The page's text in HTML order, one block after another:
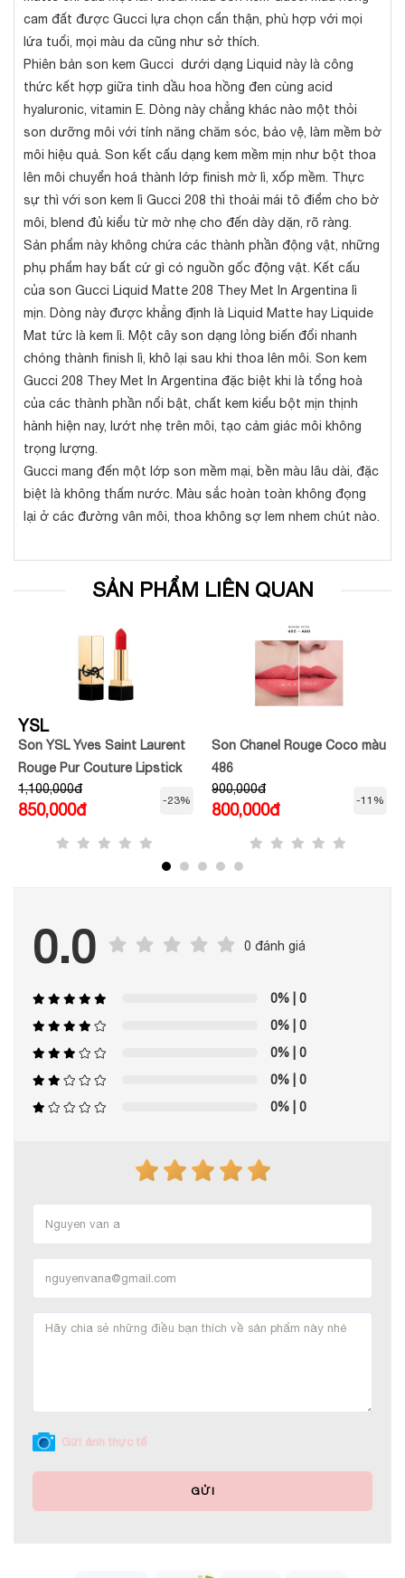
cam đất được Gucci lựa chọn cẩn thận, phù hợp với mọi
lứa tuổi, mọi màu da cũng như sở thích.
Phiên bản son kem Gucci dưới dạng Liquid này là công
thức kết hợp giữa tinh dầu hoa hồng đen cùng acid
hyaluronic, vitamin E. Dòng này chẳng khác nào một thỏi
son dưỡng môi với tính năng chăm sóc, bảo vệ, làm mềm bờ
môi hiệu quả. Son kết cấu dạng kem mềm mịn như bột thoa
lên môi chuyển hoá thành lớp finish mờ lì, xốp mềm. Thực
sự thì với son kem lì Gucci 208 thì thoải mái tô điểm cho bờ
môi, blend đủ kiểu từ mờ nhẹ cho đến dày dặn, rõ ràng.
Sản phẩm này không chứa các thành phần động vật, những
phụ phẩm hay bất cứ gì có nguồn gốc động vật. Kết cấu
của son Gucci Liquid Matte 208 They Met In Argentina lì
mịn. Dòng này được khẳng định là Liquid Matte hay Liquide
Mat tức là kem lì. Một cây son dạng lỏng biến đổi nhanh
chóng thành finish lì, khô lại sau khi thoa lên môi. Son kem
Gucci 208 They Met In Argentina đặc biệt khi là tổng hoà
của các thành phần nổi bật, chất kem kiểu bột mịn thịnh
hành hiện nay, lướt nhẹ trên môi, tạo cảm giác môi không
trọng lượng.
Gucci mang đến một lớp son mềm mại, bền màu lâu dài, đặc
biệt là không thấm nước. Màu sắc hoàn toàn không đọng
lại ở các đường vân môi, thoa không sợ lem nhem chút nào.
SẢN PHẨM LIÊN QUAN
YSL
Son YSL Yves Saint Laurent
Rouge Pur Couture Lipstick
màu R4 (đỏ cam)
1,100,000đ
850,000đ
-23%
Son Chanel Rouge Coco màu
486
900,000đ
800,000đ
-11%
0.0 0 đánh giá
0% | 0
0% | 0
0% | 0
0% | 0
0% | 0
Gửi ảnh thực tế
GỬI